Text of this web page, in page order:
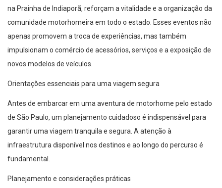
na Prainha de Indiaporã, reforçam a vitalidade e a organização da
comunidade motorhomeira em todo o estado. Esses eventos não
apenas promovem a troca de experiências, mas também
impulsionam o comércio de acessórios, serviços e a exposição de
novos modelos de veículos.
Orientações essenciais para uma viagem segura
Antes de embarcar em uma aventura de motorhome pelo estado
de São Paulo, um planejamento cuidadoso é indispensável para
garantir uma viagem tranquila e segura. A atenção à
infraestrutura disponível nos destinos e ao longo do percurso é
fundamental.
Planejamento e considerações práticas